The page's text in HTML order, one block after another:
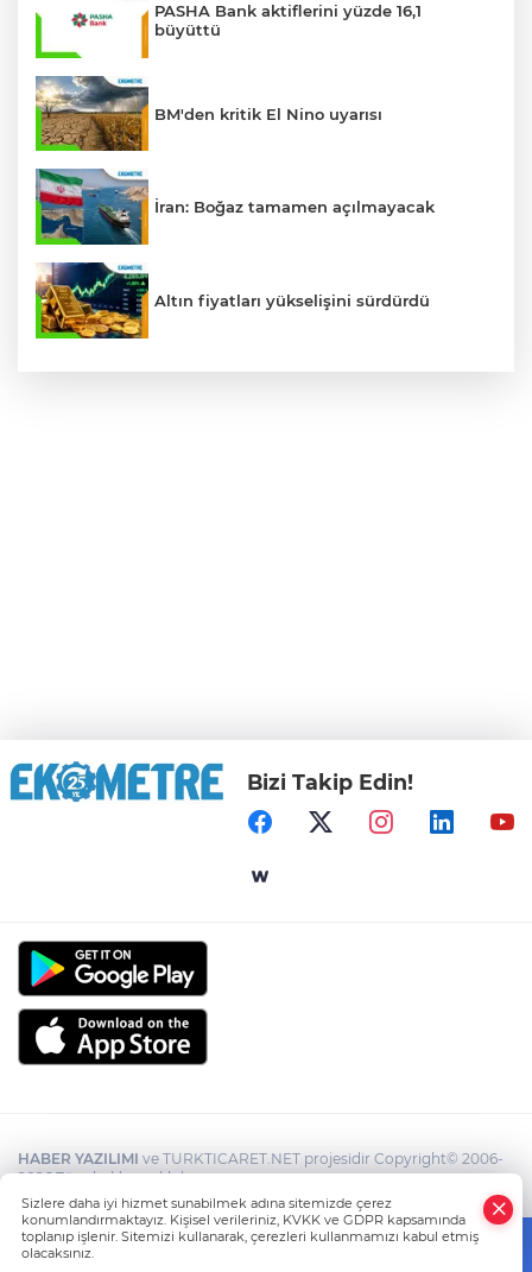
PASHA Bank aktiflerini yüzde 16,1
büyüttü
BM'den kritik El Nino uyarısı
İran: Boğaz tamamen açılmayacak
Altın fiyatları yükselişini sürdürdü
Bizi Takip Edin!
HABER YAZILIMI ve TURKTICARET.NET projesidir Copyright© 2006-
2026 Tüm hakları saklıdır.
Sizlere daha iyi hizmet sunabilmek adına sitemizde çerez
konumlandırmaktayız. Kişisel verileriniz, KVKK ve GDPR kapsamında
toplanıp işlenir. Sitemizi kullanarak, çerezleri kullanmamızı kabul etmiş
olacaksınız.